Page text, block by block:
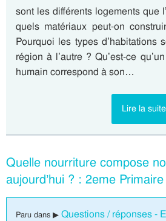
sont les différents logements que
quels matériaux peut-on
Pourquoi les types d’habitations
région à l’autre ? Qu’est-ce
humain correspond à son…
Lire la suite
Quelle nourriture compose
aujourd’hui ? : 2eme Primaire
Paru dans ▶ Questions / réponses -